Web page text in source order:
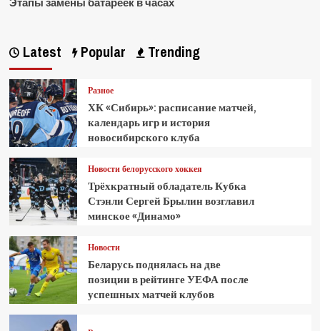
Latest Popular Trending
Разное
ХК «Сибирь»: расписание матчей,
календарь игр и история
новосибирского клуба
Новости белорусского хоккея
Трёхкратный обладатель Кубка
Стэнли Сергей Брылин возглавил
минское «Динамо»
Новости
Беларусь поднялась на две
позиции в рейтинге УЕФА после
успешных матчей клубов